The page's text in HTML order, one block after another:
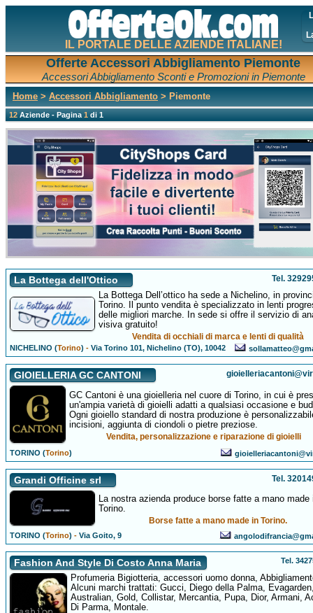
IL PORTALE DELLE AZIENDE ITALIANE!
Offerte Accessori Abbigliamento Piemonte
Accessori Abbigliamento Sconti e Promozioni in Piemonte
Home > Accessori Abbigliamento > Piemonte
12Aziende - Pagina1di 1
La Bottega dell'Ottico Tel.
La Bottega Dell’ottico ha sede a Nichelino, in
Torino. Il punto vendita è specializzato in lenti
delle migliori marche. In sede si offre il servizio di
visiva gratuito!
Vendita di occhiali di marca e lenti di qualità
NICHELINO (Torino) -Via Torino 101, Nichelino (TO), 10042
GIOIELLERIA GC CANTONI
GC Cantoni è una gioielleria nel cuore di Torino, in cui è
un'ampia varietà di gioielli adatti a qualsiasi occasione e
Ogni gioiello standard di nostra produzione è
incisioni, aggiunta di ciondoli o pietre preziose.
Vendita, personalizzazione e riparazione di gioielli
TORINO (Torino)
Grandi Officine srl Tel.
La nostra azienda produce borse fatte a mano made
Torino.
Borse fatte a mano made in Torino.
TORINO (Torino) -Via Goito, 9
Fashion And Style Di Costo Anna Maria Tel.
Profumeria Bigiotteria, accessori uomo donna,
Alcuni marchi trattati: Gucci, Diego della Palma,
Australian, Gold, Collistar, Mercantia, Pupa, Dior, Armani,
Di Parma, Montale.